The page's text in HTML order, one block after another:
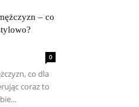
– co
0
co dla
coraz to